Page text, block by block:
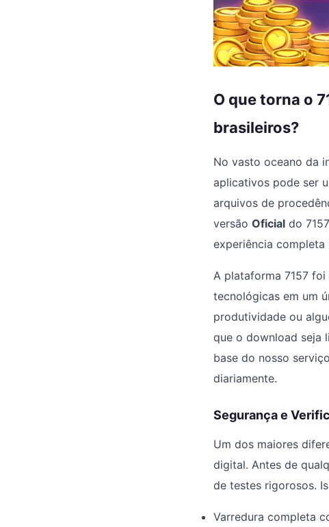
O que torna o
brasileiros?
No vasto oceano da
aplicativos pode ser
arquivos de
versão Oficial do
experiência completa
A plataforma 7157
tecnológicas em um
produtividade ou
que o download seja
base do nosso
diariamente.
Segurança e
Um dos maiores
digital. Antes de
de testes rigorosos.
Varredura completa